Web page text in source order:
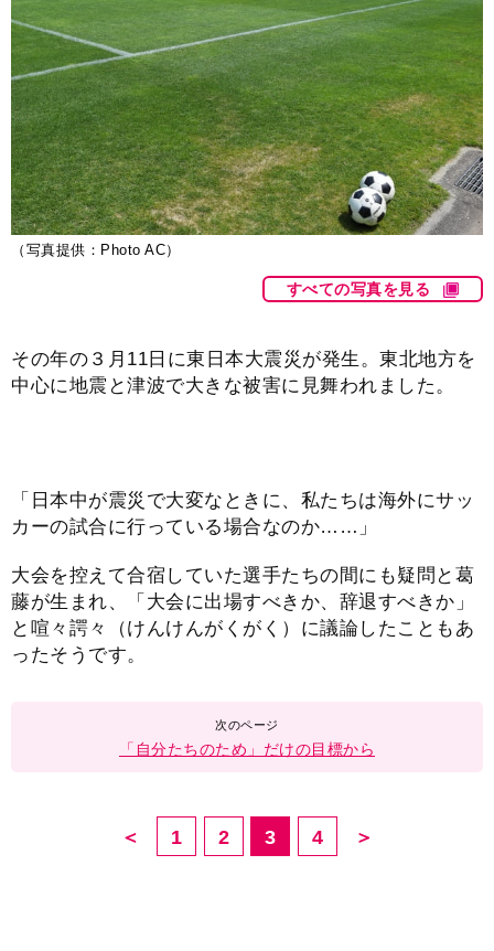
（写真提供：Photo AC）
すべての写真を見る
その年の３月11日に東日本大震災が発生。東北地方を
中心に地震と津波で大きな被害に見舞われました。
「日本中が震災で大変なときに、私たちは海外にサッ
カーの試合に行っている場合なのか……」
大会を控えて合宿していた選手たちの間にも疑問と葛
藤が生まれ、「大会に出場すべきか、辞退すべきか」
と喧々諤々（けんけんがくがく）に議論したこともあ
ったそうです。
「自分たちのため」だけの目標から
＜ 1 2 3 4 ＞